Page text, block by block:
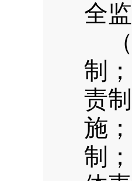
全
制
责
施
制